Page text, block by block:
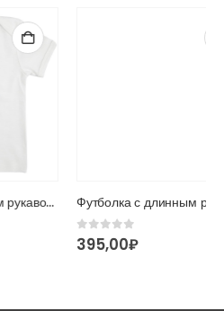
Футболка с коротким рукавом «Моя снежинка» Футболка с длинным рукавом «Моя снежинка»
395,00₽